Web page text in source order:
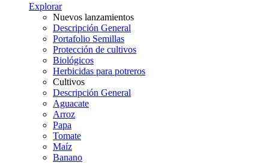
Explorar
Nuevos lanzamientos
Descripción General
Portafolio Semillas
Protección de cultivos
Biológicos
Herbicidas para potreros
Cultivos
Descripción General
Aguacate
Arroz
Papa
Tomate
Maíz
Banano